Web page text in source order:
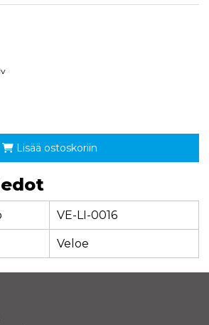
Lisää ostoskoriin
VE-LI-0016
Veloe